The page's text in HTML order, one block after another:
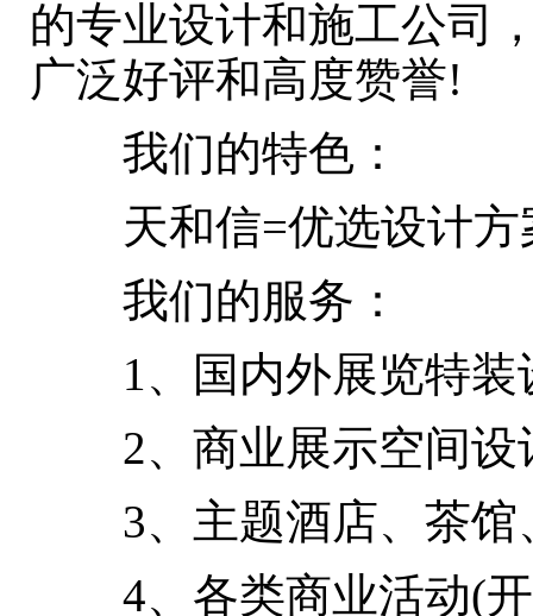
的专业设计和施工公司
广泛好评和高度赞誉!
我们的特色：
天和信=优选设计方
我们的服务：
1、国内外展览特装
2、商业展示空间设
3、主题酒店、茶馆
4、各类商业活动(开